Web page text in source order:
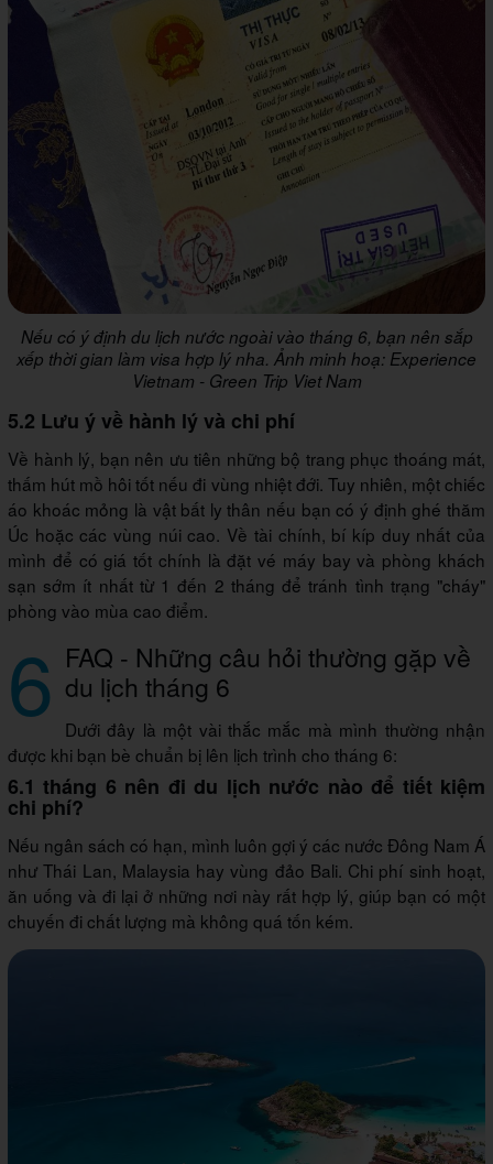
Nếu có ý định du lịch nước ngoài vào tháng 6, bạn nên sắp
xếp thời gian làm visa hợp lý nha. Ảnh minh hoạ: Experience
Vietnam - Green Trip Viet Nam
5.2 Lưu ý về hành lý và chi phí
Về hành lý, bạn nên ưu tiên những bộ trang phục thoáng mát,
thấm hút mồ hôi tốt nếu đi vùng nhiệt đới. Tuy nhiên, một chiếc
áo khoác mỏng là vật bất ly thân nếu bạn có ý định ghé thăm
Úc hoặc các vùng núi cao. Về tài chính, bí kíp duy nhất của
mình để có giá tốt chính là đặt vé máy bay và phòng khách
sạn sớm ít nhất từ 1 đến 2 tháng để tránh tình trạng "cháy"
phòng vào mùa cao điểm.
6 FAQ - Những câu hỏi thường gặp về
du lịch tháng 6
Dưới đây là một vài thắc mắc mà mình thường nhận
được khi bạn bè chuẩn bị lên lịch trình cho tháng 6:
6.1 tháng 6 nên đi du lịch nước nào để tiết kiệm
chi phí?
Nếu ngân sách có hạn, mình luôn gợi ý các nước Đông Nam Á
như Thái Lan, Malaysia hay vùng đảo Bali. Chi phí sinh hoạt,
ăn uống và đi lại ở những nơi này rất hợp lý, giúp bạn có một
chuyến đi chất lượng mà không quá tốn kém.